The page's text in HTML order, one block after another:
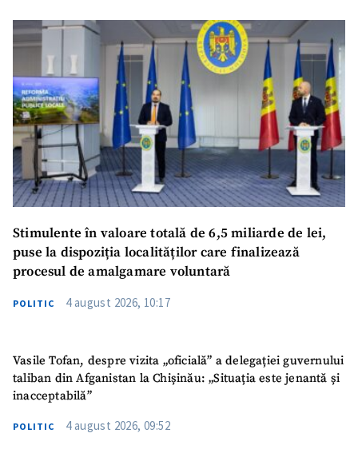
Stimulente în valoare totală de 6,5 miliarde de lei,
puse la dispoziția localităților care finalizează
procesul de amalgamare voluntară
POLITIC 4 august 2026, 10:17
Vasile Tofan, despre vizita „oficială” a delegației guvernului
taliban din Afganistan la Chișinău: „Situația este jenantă și
inacceptabilă”
POLITIC 4 august 2026, 09:52